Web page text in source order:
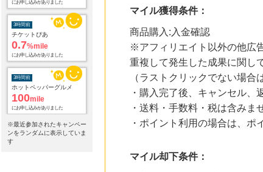
にお申し込みがありました
3時間前
チケットぴあ
0.7%mile
にお申し込みがありました
3時間前
ホットペッパーグルメ
100mile
にお申し込みがありました
6時間前
※最近参加されたキャンペー
ンをランダムに表示していま
す
マイル獲得条件：
商品購入:入金確認
※アフィリエイト以外の他広
重複して発生した成果に関し
（ラストクリックでない場合
・購入完了後、キャンセル
・送料・手数料・税は含みま
・ポイント利用の場合は、ポ
マイル却下条件：